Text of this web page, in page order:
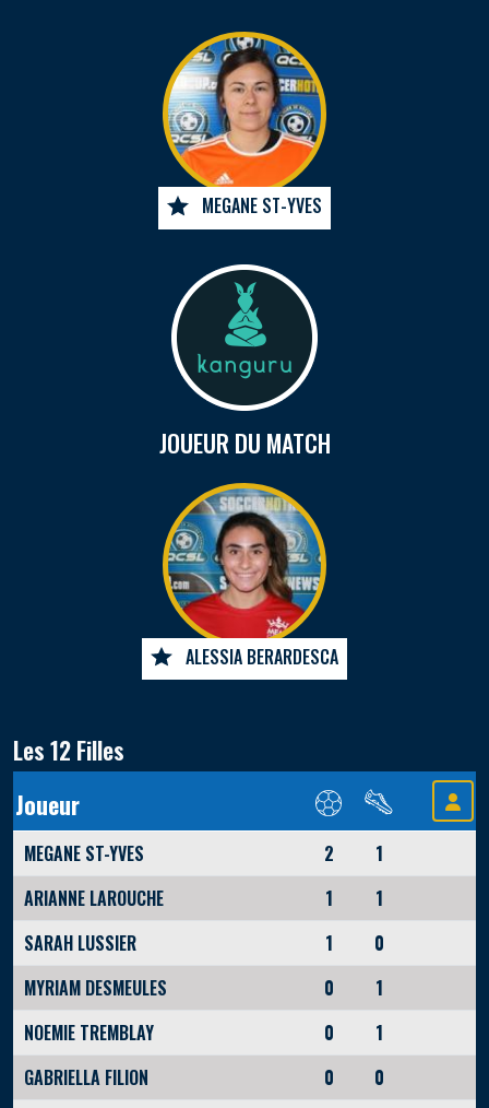
MEGANE ST-YVES
JOUEUR DU MATCH
ALESSIA BERARDESCA
Les 12 Filles
Joueur
MEGANE ST-YVES 2
1
ARIANNE LAROUCHE
1
1
SARAH LUSSIER
1
0
MYRIAM DESMEULES
0
1
NOEMIE TREMBLAY
0
1
GABRIELLA FILION
0
0